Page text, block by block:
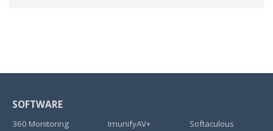
SOFTWARE
360 Monitoring
ImunifyAV+
Softaculous